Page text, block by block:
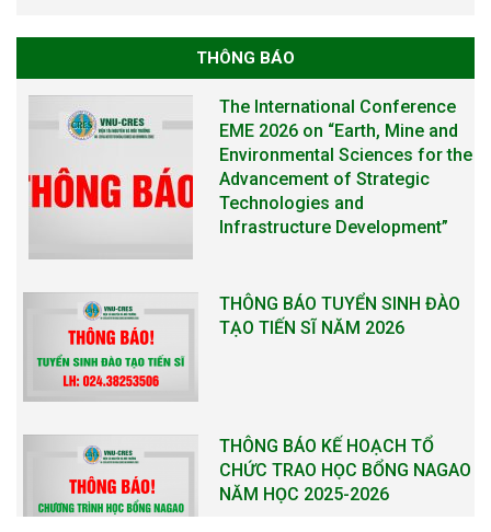
THÔNG BÁO
The International Conference
EME 2026 on “Earth, Mine and
Environmental Sciences for the
Advancement of Strategic
Technologies and
Infrastructure Development”
THÔNG BÁO TUYỂN SINH ĐÀO
TẠO TIẾN SĨ NĂM 2026
THÔNG BÁO KẾ HOẠCH TỔ
CHỨC TRAO HỌC BỔNG NAGAO
NĂM HỌC 2025-2026